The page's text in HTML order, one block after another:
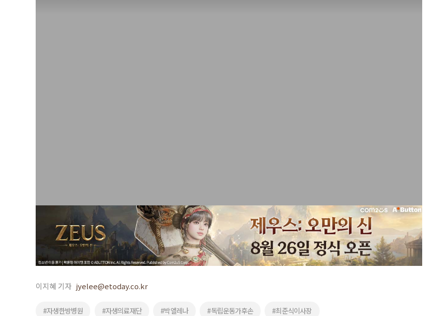
이지혜 기자 jyelee@etoday.co.kr
#자생한방병원 #자생의료재단 #박엘레나 #독립운동가후손 #최준식이사장